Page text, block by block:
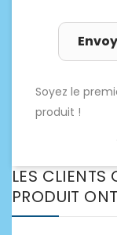
Soyez le
produit !
LES CLIENTS
PRODUIT